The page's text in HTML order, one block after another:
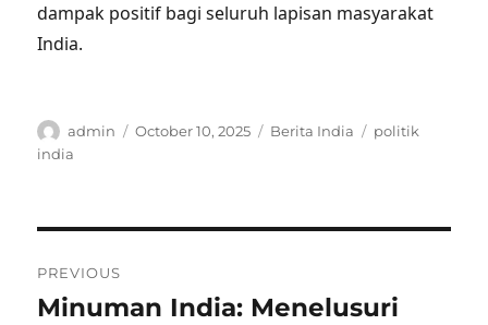
dampak positif bagi seluruh lapisan masyarakat
India.
Author
admin
Posted
October 10, 2025 Categories
Berita India Tags
politik
india
navigation
PREVIOUS
Previous
Minuman India: Menelusuri